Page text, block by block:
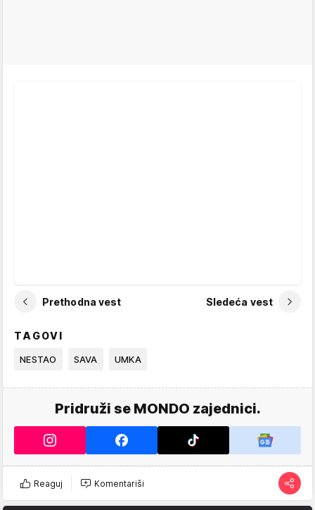
Prethodna vest Sledeća vest
TAGOVI
NESTAO SAVA UMKA
Pridruži se MONDO zajednici.
Reaguj Komentariši